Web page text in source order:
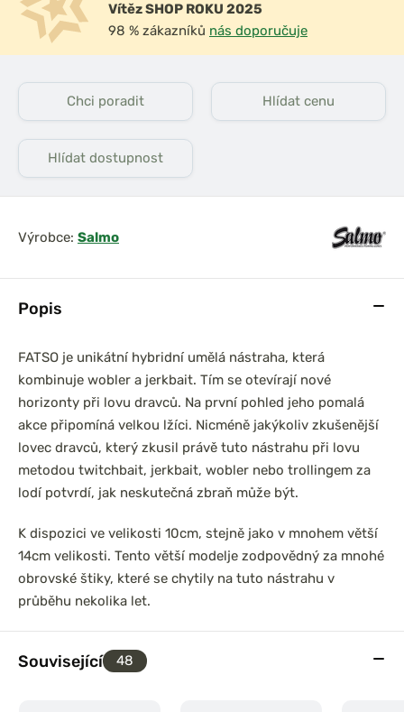
Popis
FATSO je unikátní hybridní umělá nástraha, která
kombinuje wobler a jerkbait. Tím se otevírají nové
horizonty při lovu dravců. Na první pohled jeho pomalá
akce připomíná velkou lžíci. Nicméně jakýkoliv zkušenější
lovec dravců, který zkusil právě tuto nástrahu při lovu
metodou twitchbait, jerkbait, wobler nebo trollingem za
lodí potvrdí, jak neskutečná zbraň může být.
K dispozici ve velikosti 10cm, stejně jako v mnohem větší
14cm velikosti. Tento větší modelje zodpovědný za mnohé
obrovské štiky, které se chytily na tuto nástrahu v
průběhu nekolika let.
Související 48
Vítěz SHOP ROKU 2025
98 % zákazníků nás doporučuje
Chci poradit Hlídat cenu
Hlídat dostupnost
Výrobce: Salmo